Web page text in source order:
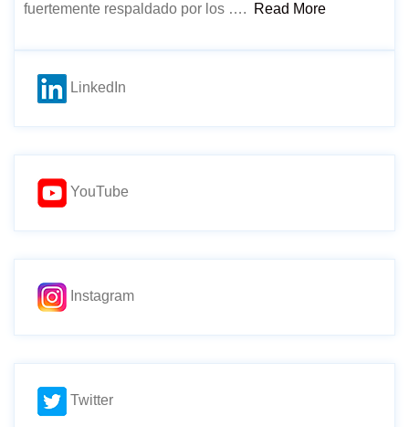
fuertemente respaldado por los ….
Read More
LinkedIn
YouTube
Instagram
Twitter